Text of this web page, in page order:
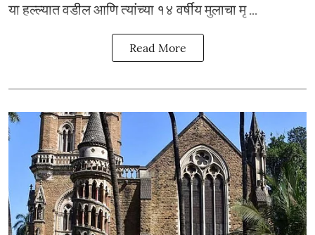
या हल्ल्यात वडील आणि त्यांच्या १४ वर्षीय मुलाचा मृ ...
Read More